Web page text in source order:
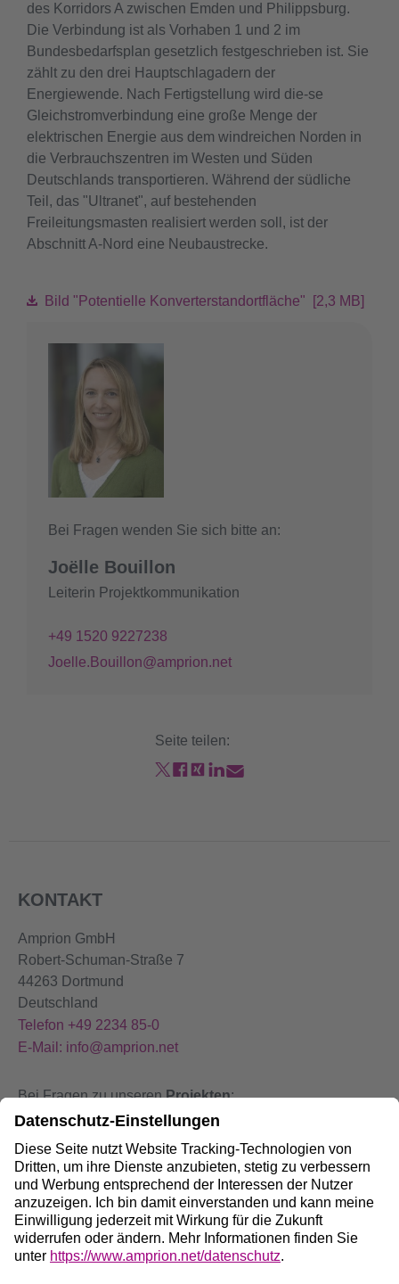
des Korridors A zwischen Emden und Philippsburg.
Die Verbindung ist als Vorhaben 1 und 2 im
Bundesbedarfsplan gesetzlich festgeschrieben ist. Sie
zählt zu den drei Hauptschlagadern der
Energiewende. Nach Fertigstellung wird die-se
Gleichstromverbindung eine große Menge der
elektrischen Energie aus dem windreichen Norden in
die Verbrauchszentren im Westen und Süden
Deutschlands transportieren. Während der südliche
Teil, das "Ultranet", auf bestehenden
Freileitungsmasten realisiert werden soll, ist der
Abschnitt A-Nord eine Neubaustrecke.
Bild "Potentielle Konverterstandortfläche" [2,3 MB]
Bei Fragen wenden Sie sich bitte an:
Joëlle Bouillon
Leiterin Projektkommunikation
+49 1520 9227238
Joelle.Bouillon@amprion.net
Seite teilen:
KONTAKT
Amprion GmbH
Robert-Schuman-Straße 7
44263 Dortmund
Deutschland
Telefon +49 2234 85-0
E-Mail: info@amprion.net
Bei Fragen zu unserenProjekten:
+49 800 584 9000
BeiStörungen an unseren Anlagen:
+49 800 490 4000
Social Media: